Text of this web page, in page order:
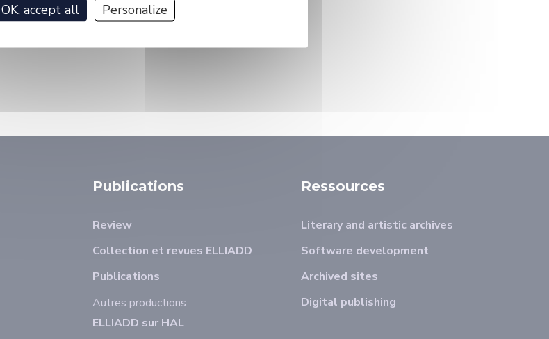
Publications
Review
Collection et revues ELLIADD
Publications
Autres productions
ELLIADD sur HAL
Ressources
Literary and artistic archives
Software development
Archived sites
Digital publishing
OK, accept all Personalize